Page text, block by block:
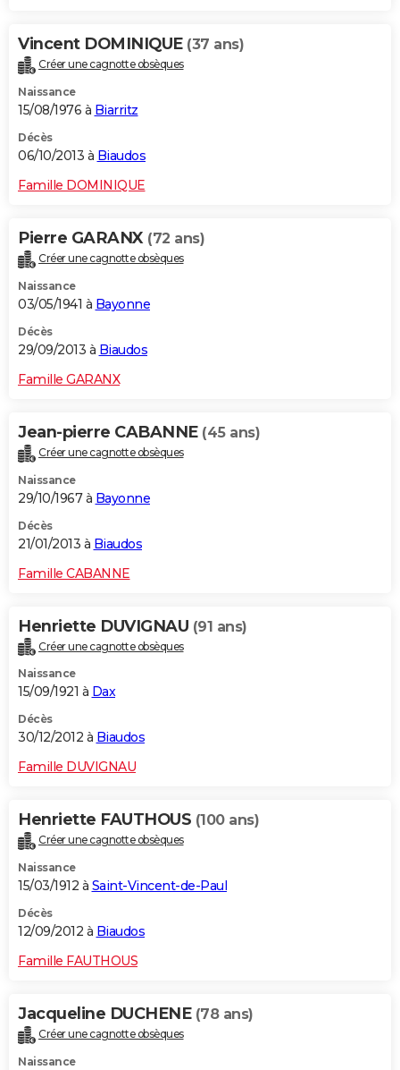
Vincent DOMINIQUE (37 ans)
Créer une cagnotte obsèques
Naissance
15/08/1976 à Biarritz
Décès
06/10/2013 à Biaudos
Famille DOMINIQUE
Pierre GARANX (72 ans)
Créer une cagnotte obsèques
Naissance
03/05/1941 à Bayonne
Décès
29/09/2013 à Biaudos
Famille GARANX
Jean-pierre CABANNE (45 ans)
Créer une cagnotte obsèques
Naissance
29/10/1967 à Bayonne
Décès
21/01/2013 à Biaudos
Famille CABANNE
Henriette DUVIGNAU (91 ans)
Créer une cagnotte obsèques
Naissance
15/09/1921 à Dax
Décès
30/12/2012 à Biaudos
Famille DUVIGNAU
Henriette FAUTHOUS (100 ans)
Créer une cagnotte obsèques
Naissance
15/03/1912 à Saint-Vincent-de-Paul
Décès
12/09/2012 à Biaudos
Famille FAUTHOUS
Jacqueline DUCHENE (78 ans)
Créer une cagnotte obsèques
Naissance